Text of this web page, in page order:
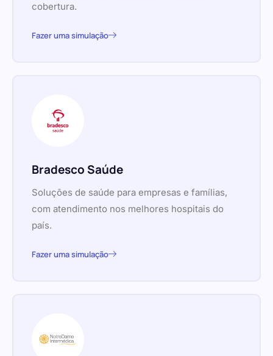
cobertura.
Fazer uma simulação
Bradesco Saúde
Soluções de saúde para empresas e famílias,
com atendimento nos melhores hospitais do
país.
Fazer uma simulação